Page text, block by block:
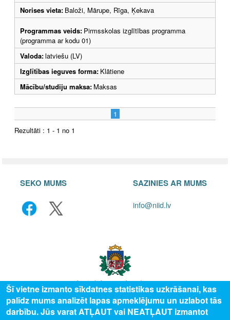
Norises vieta: Baloži, Mārupe, Rīga, Ķekava
Programmas veids: Pirmsskolas izglītības programma
(programma ar kodu 01)
Valoda:latviešu (LV)
Izglītības ieguves forma: Klātiene
Mācību/studiju maksa: Maksas
1
Rezultāti : 1 - 1 no 1
SEKO MUMS SAZINIES AR MUMS
info@niid.lv
© 2025 Valsts izglītības attīstības aģentūra, publicētā satura visas tiesības
Šī vietne izmanto sīkdatnes statistikas uzkrāšanai, kas
palīdz mums analizēt lapas apmeklējumu un uzlabot tās
darbību. Jūs varat ATĻAUT vai NEATĻAUT izmantot